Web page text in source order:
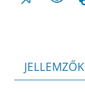
JELLEMZŐK